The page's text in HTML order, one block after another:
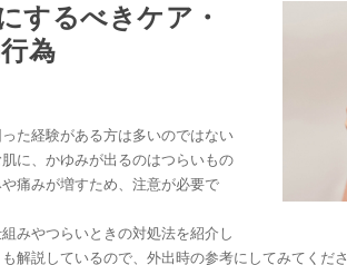
するべきケア・
為
た経験がある方は多いのではない
に、かゆみが出るのはつらいもの
痛みが増すため、注意が必要で
みやつらいときの対処法を紹介し
解説しているので、外出時の参考にしてみてくださ